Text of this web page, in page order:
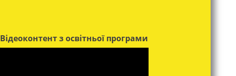
Відеоконтент з освітньої програми